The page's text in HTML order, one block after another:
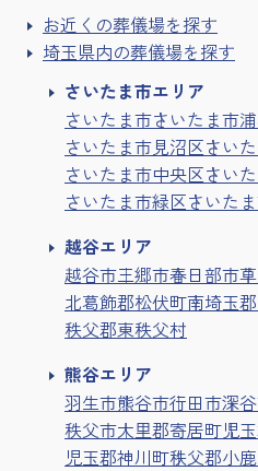
お近くの葬儀場を探す
埼玉県内の葬儀場を探す
さいたま市エリア
さいたま市さいたま市
さいたま市見沼区さい
さいたま市中央区さい
さいたま市緑区さいた
越谷エリア
越谷市三郷市春日部市
北葛飾郡松伏町南埼玉
秩父郡東秩父村
熊谷エリア
羽生市熊谷市行田市深
秩父市大里郡寄居町児
児玉郡神川町秩父郡小